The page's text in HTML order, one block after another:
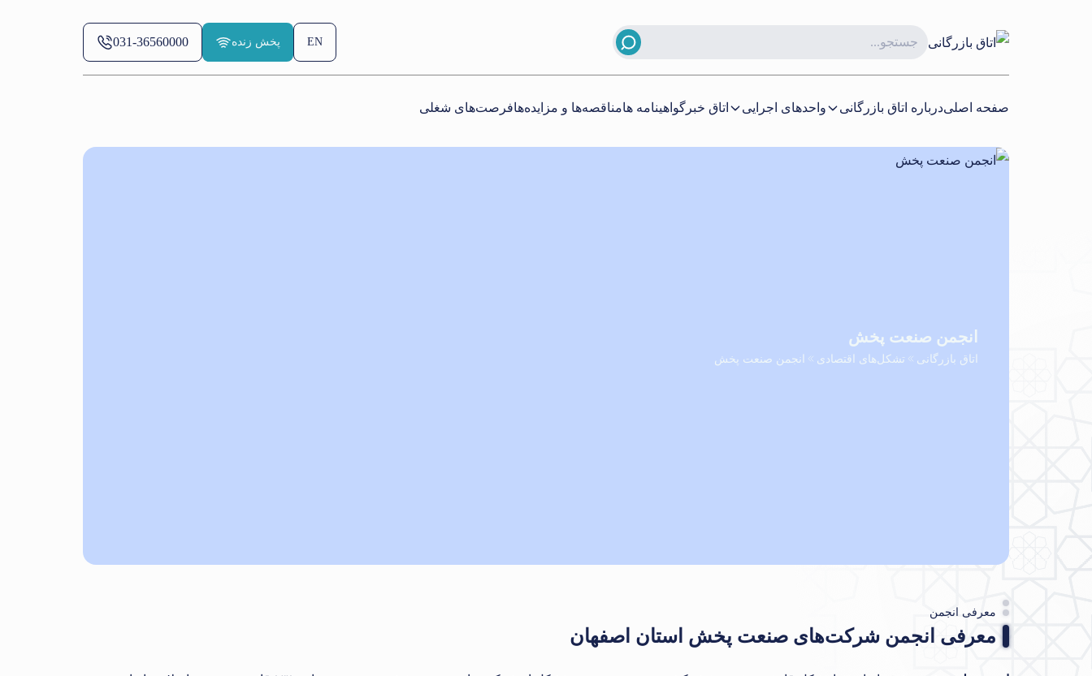
EN پخش زنده 031-36560000
صفحه اصلیدرباره اتاق بازرگانی واحدهای اجرایی اتاق خبر گواهینامه هامناقصه‌ها و مزایده‌هافرصت‌های شغلی
انجمن صنعت پخش
اتاق بازرگانی تشکل‌های اقتصادی انجمن صنعت پخش
معرفی انجمن
معرفی انجمن شرکت‌های صنعت پخش استان اصفهان